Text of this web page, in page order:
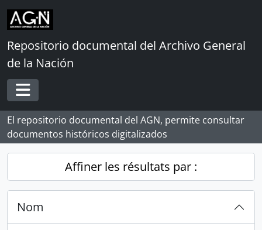
Skip to main content
Repositorio documental del Archivo General
de la Nación
Toggle navigation
El repositorio documental del AGN, permite consultar
documentos históricos digitalizados
Affiner les résultats par :
Nom